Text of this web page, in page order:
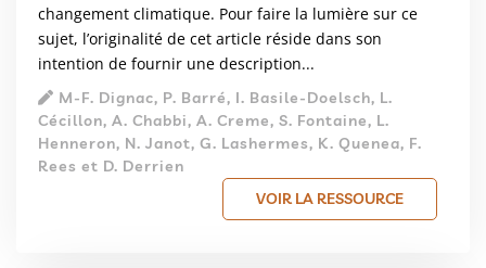
changement climatique. Pour faire la lumière sur ce
sujet, l’originalité de cet article réside dans son
intention de fournir une description...
M-F. Dignac, P. Barré, I. Basile-Doelsch, L.
Cécillon, A. Chabbi, A. Creme, S. Fontaine, L.
Henneron, N. Janot, G. Lashermes, K. Quenea, F.
Rees et D. Derrien
VOIR LA RESSOURCE